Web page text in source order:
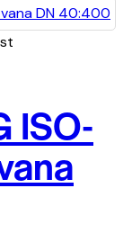
ISO-